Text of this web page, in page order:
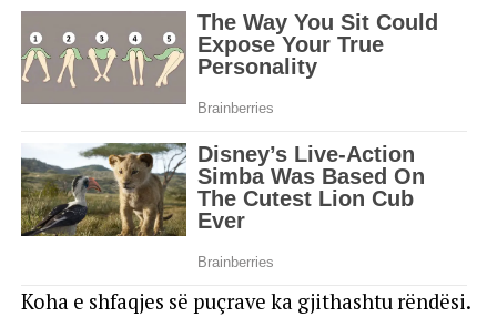
Koha e shfaqjes së puçrave ka gjithashtu rëndësi.